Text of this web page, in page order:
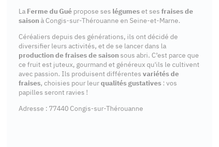
La Ferme du Gué propose ses légumeset ses fraises de
saisonà Congis-sur-Thérouanne en Seine-et-Marne.
Céréaliers depuis des générations, ils ont décidé de
diversifier leurs activités, et de se lancer dans la
production de fraises de saison sous abri. C’est parce que
ce fruit est juteux, gourmand et généreux qu'ils le cultivent
avec passion. Ils produisent différentes variétés de
fraises, choisies pour leurqualités gustatives : vos
papilles seront ravies !
Adresse : 77440 Congis-sur-Thérouanne